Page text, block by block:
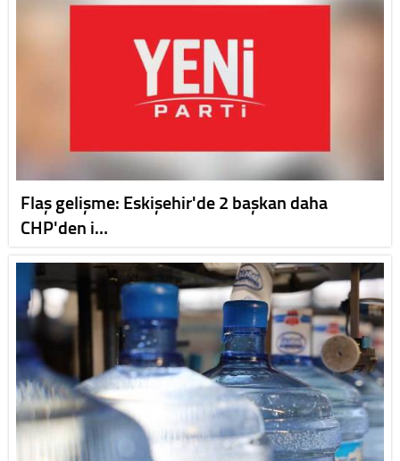
Flaş gelişme: Eskişehir'de 2 başkan daha
CHP'den i…